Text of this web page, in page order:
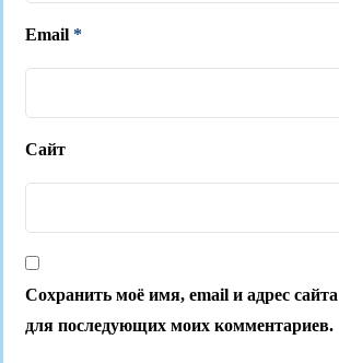
Email *
Сайт
Сохранить моё имя, email и адрес сайта
для последующих моих комментариев.